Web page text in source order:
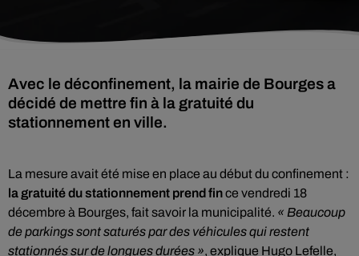
Avec le déconfinement, la mairie de Bourges a
décidé de mettre fin à la gratuité du
stationnement en ville.
La mesure avait été mise en place au début du confinement :
la gratuité du stationnement prend fince vendredi 18
décembre à Bourges, fait savoir la municipalité. « Beaucoup
de parkings sont saturés par des véhicules qui restent
stationnés sur de longues durées », explique Hugo Lefelle,